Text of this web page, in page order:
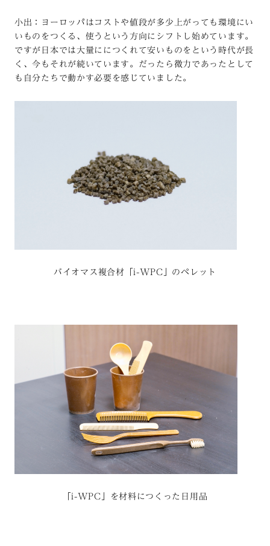
小出：ヨーロッパはコストや値段が多少上がっても環境にい
いものをつくる、使うという方向にシフトし始めています。
ですが日本では大量ににつくれて安いものをという時代が長
く、今もそれが続いています。だったら微力であったとして
も自分たちで動かす必要を感じていました。
バイオマス複合材「i-WPC」のペレット
「i-WPC」を材料につくった日用品